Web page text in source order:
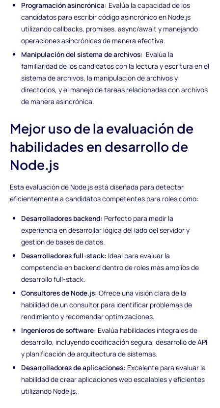
Programación asincrónica: Evalúa la capacidad de los
candidatos para escribir código asincrónico en Node.js
utilizando callbacks, promises, async/await y manejando
operaciones asincrónicas de manera efectiva.
Manipulación del sistema de archivos: Evalúa la
familiaridad de los candidatos con la lectura y escritura en el
sistema de archivos, la manipulación de archivos y
directorios, y el manejo de tareas relacionadas con archivos
de manera asincrónica.
Mejor uso de la evaluación de
habilidades en desarrollo de
Node.js
Esta evaluación de Node.js está diseñada para detectar
eficientemente a candidatos competentes para roles como:
Desarrolladores backend: Perfecto para medir la
experiencia en desarrollar lógica del lado del servidor y
gestión de bases de datos.
Desarrolladores full-stack: Ideal para evaluar la
competencia en backend dentro de roles más amplios de
desarrollo full-stack.
Consultores de Node.js: Ofrece una visión clara de la
habilidad de un consultor para identificar problemas de
rendimiento y recomendar optimizaciones.
Ingenieros de software: Evalúa habilidades integrales de
desarrollo, incluyendo codificación segura, desarrollo de API
y planificación de arquitectura de sistemas.
Desarrolladores de aplicaciones: Excelente para evaluar la
habilidad de crear aplicaciones web escalables y eficientes
utilizando Node.js.